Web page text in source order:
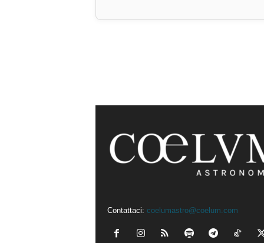
Contattaci: coelumastro@coelum.com